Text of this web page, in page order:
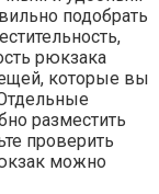
подобрать
рюкзака
которые вы
разместить
проверить
можно